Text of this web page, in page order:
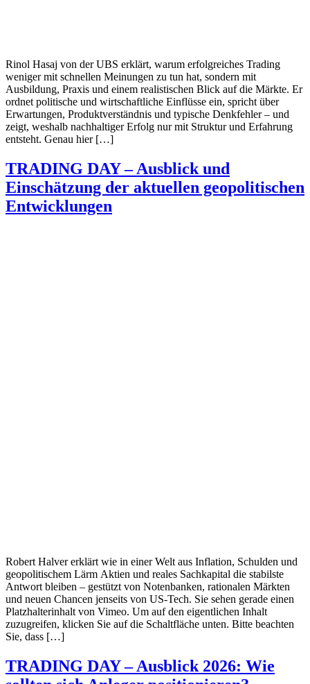
Rinol Hasaj von der UBS erklärt, warum erfolgreiches Trading
weniger mit schnellen Meinungen zu tun hat, sondern mit
Ausbildung, Praxis und einem realistischen Blick auf die Märkte. Er
ordnet politische und wirtschaftliche Einflüsse ein, spricht über
Erwartungen, Produktverständnis und typische Denkfehler – und
zeigt, weshalb nachhaltiger Erfolg nur mit Struktur und Erfahrung
entsteht. Genau hier […]
TRADING DAY – Ausblick und
Einschätzung der aktuellen geopolitischen
Entwicklungen
Robert Halver erklärt wie in einer Welt aus Inflation, Schulden und
geopolitischem Lärm Aktien und reales Sachkapital die stabilste
Antwort bleiben – gestützt von Notenbanken, rationalen Märkten
und neuen Chancen jenseits von US-Tech. Sie sehen gerade einen
Platzhalterinhalt von Vimeo. Um auf den eigentlichen Inhalt
zuzugreifen, klicken Sie auf die Schaltfläche unten. Bitte beachten
Sie, dass […]
TRADING DAY – Ausblick 2026: Wie